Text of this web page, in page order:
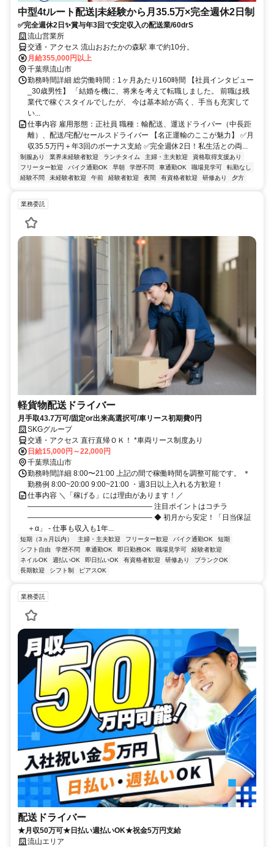
中型4tルート配送|未経験から月35.5万×完全週休2日制
✅完全週休2日✨賞与年3回で安定収入の配送業/60drS
流山営業所
交通・アクセス 流山おおたかの森駅 車で約10分。
月給355,000円以上
千葉県流山市
勤務時間詳細 総労働時間：1ヶ月あたり160時間 【社員インタビュー
_30歳男性】 「結婚を機に、将来を考えて転職しました。 前職は残
業代で稼ぐスタイルでしたが、 今は基本給が高く、手当も充実して
い...
仕事内容 雇用形態：正社員 職種：輸配送、運送ドライバー（中長距
離）、配送/宅配/セールスドライバー 【名正運輸のここが魅力】 ✅月
収35.5万円＋年3回のボーナス支給 ✅完全週休2日！私生活との両...
制服あり 業界未経験者歓迎 ランチタイム 主婦・主夫歓迎
資格取得支援あり
フリーター歓迎
バイク通勤OK 早朝 学歴不問 車通勤OK 職場見学可
転勤なし
経験不問
未経験者歓迎 午前 経験者歓迎 夜間 有資格者歓迎 研修あり 夕方
業務委託
軽貨物配送ドライバー
月手取43.7万可/固定or出来高選択可/車リース初期費0円
SKGグループ
交通・アクセス 直行直帰ＯＫ！ *車両リース制度あり
日給15,000円～22,000円
千葉県流山市
勤務時間詳細 8:00〜21:00 上記の間で稼働時間を調整可能です。 ＊
勤務例 8:00~20:00 9:00~21:00 ・週3日以上入れる方歓迎！
仕事内容 ＼「稼げる」には理由があります！／
――――――――――――――――― 注目ポイントはコチラ
――――――――――――――――― ◆ 初月から安定！「日当保証
＋α」 - 仕事も収入も1年...
短期（3ヵ月以内） 主婦・主夫歓迎 フリーター歓迎 バイク通勤OK
短期
シフト自由
学歴不問 車通勤OK 即日勤務OK 職場見学可
経験者歓迎
ネイルOK
週払いOK 即日払いOK 有資格者歓迎 研修あり
ブランクOK
長期歓迎
シフト制 ピアスOK
業務委託
配送ドライバー
★月収50万可★日払い週払いOK★祝金5万円支給
流山エリア